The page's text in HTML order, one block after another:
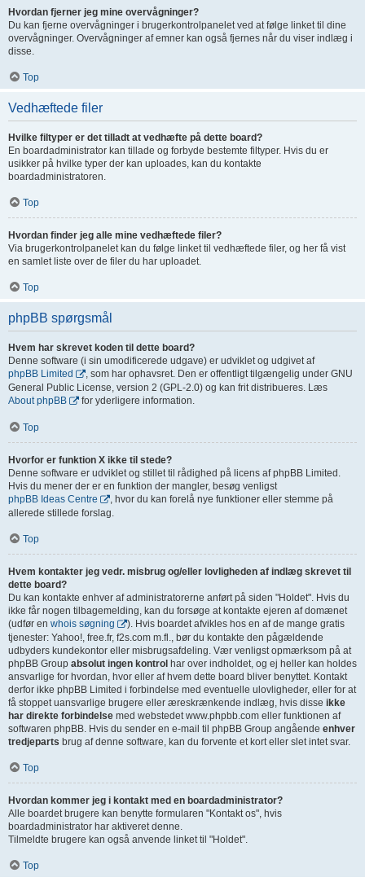
Hvordan fjerner jeg mine overvågninger?
Du kan fjerne overvågninger i brugerkontrolpanelet ved at følge linket til dine
overvågninger. Overvågninger af emner kan også fjernes når du viser indlæg i
disse.
Top
Vedhæftede filer
Hvilke filtyper er det tilladt at vedhæfte på dette board?
En boardadministrator kan tillade og forbyde bestemte filtyper. Hvis du er
usikker på hvilke typer der kan uploades, kan du kontakte
boardadministratoren.
Top
Hvordan finder jeg alle mine vedhæftede filer?
Via brugerkontrolpanelet kan du følge linket til vedhæftede filer, og her få vist
en samlet liste over de filer du har uploadet.
Top
phpBB spørgsmål
Hvem har skrevet koden til dette board?
Denne software (i sin umodificerede udgave) er udviklet og udgivet af
phpBB Limited
, som har ophavsret. Den er offentligt tilgængelig under GNU
General Public License, version 2 (GPL-2.0) og kan frit distribueres. Læs
About phpBB
for yderligere information.
Top
Hvorfor er funktion X ikke til stede?
Denne software er udviklet og stillet til rådighed på licens af phpBB Limited.
Hvis du mener der er en funktion der mangler, besøg venligst
phpBB Ideas Centre
, hvor du kan forelå nye funktioner eller stemme på
allerede stillede forslag.
Top
Hvem kontakter jeg vedr. misbrug og/eller lovligheden af indlæg skrevet til
dette board?
Du kan kontakte enhver af administratorerne anført på siden "Holdet". Hvis du
ikke får nogen tilbagemelding, kan du forsøge at kontakte ejeren af domænet
(udfør en whois søgning
). Hvis boardet afvikles hos en af de mange gratis
tjenester: Yahoo!, free.fr, f2s.com m.fl., bør du kontakte den pågældende
udbyders kundekontor eller misbrugsafdeling. Vær venligst opmærksom på at
phpBB Group absolut ingen kontrol har over indholdet, og ej heller kan holdes
ansvarlige for hvordan, hvor eller af hvem dette board bliver benyttet. Kontakt
derfor ikke phpBB Limited i forbindelse med eventuelle ulovligheder, eller for at
få stoppet uansvarlige brugere eller æreskrænkende indlæg, hvis disse ikke
har direkte forbindelse med webstedet www.phpbb.com eller funktionen af
softwaren phpBB. Hvis du sender en e-mail til phpBB Group angående enhver
tredjeparts brug af denne software, kan du forvente et kort eller slet intet svar.
Top
Hvordan kommer jeg i kontakt med en boardadministrator?
Alle boardet brugere kan benytte formularen "Kontakt os", hvis
boardadministrator har aktiveret denne.
Tilmeldte brugere kan også anvende linket til "Holdet".
Top